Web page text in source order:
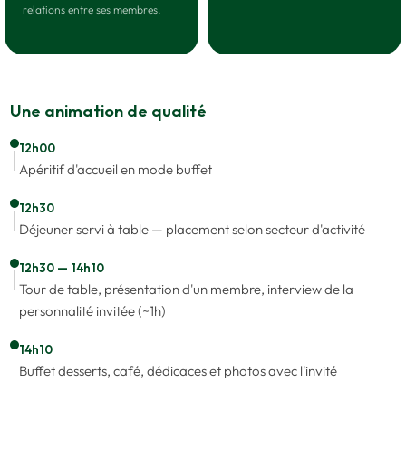
relations entre ses membres.
Une animation de qualité
12h00
Apéritif d'accueil en mode buffet
12h30
Déjeuner servi à table — placement selon secteur d'activité
12h30 — 14h10
Tour de table, présentation d'un membre, interview de la
personnalité invitée (~1h)
14h10
Buffet desserts, café, dédicaces et photos avec l'invité